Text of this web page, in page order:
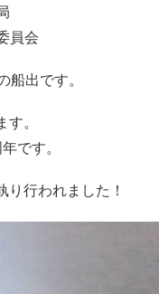
員会
船出です。
。
です。
行われました！